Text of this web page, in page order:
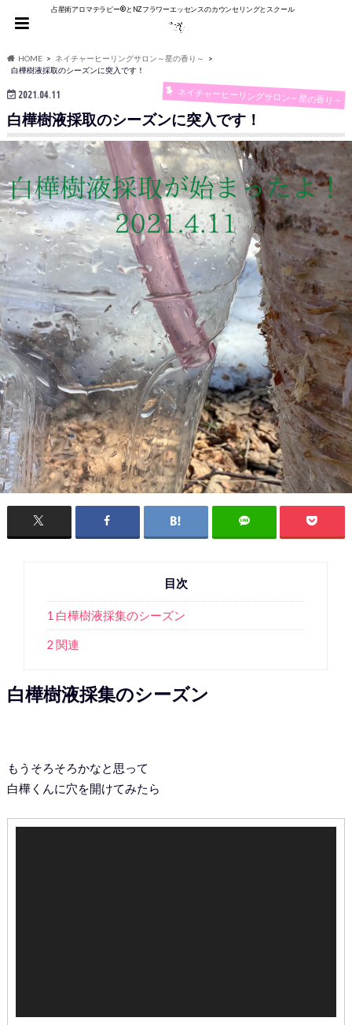
占星術アロマテラピー®︎とNZフラワーエッセンスのカウンセリングとスクール
HOME
ネイチャーヒーリングサロン～星の香り～
白樺樹液採取のシーズンに突入です！
2021.04.11 ネイチャーヒーリングサロン～星の香り～
白樺樹液採取のシーズンに突入です！
目次
1 白樺樹液採集のシーズン
2 関連
白樺樹液採集のシーズン
もうそろそろかなと思って
白樺くんに穴を開けてみたら